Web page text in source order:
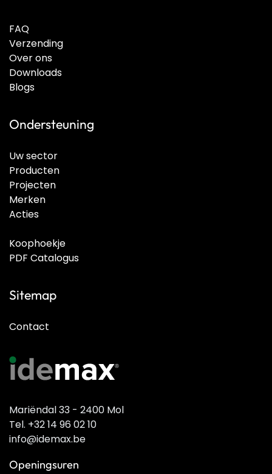
FAQ
Verzending
Over ons
Downloads
Blogs
Ondersteuning
Uw sector
Producten
Projecten
Merken
Acties
Koophoekje
PDF Catalogus
Sitemap
Contact
Mariëndal 33 - 2400 Mol
Tel. +32 14 96 02 10
info@idemax.be
Openingsuren